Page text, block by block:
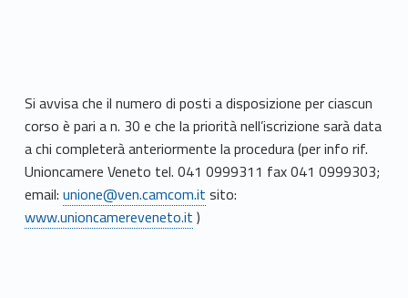
Si avvisa che il numero di posti a disposizione per ciascun
corso è pari a n. 30 e che la priorità nell’iscrizione sarà data
a chi completerà anteriormente la procedura (per info rif.
Unioncamere Veneto tel. 041 0999311 fax 041 0999303;
email: unione@ven.camcom.it sito:
www.unioncamereveneto.it )